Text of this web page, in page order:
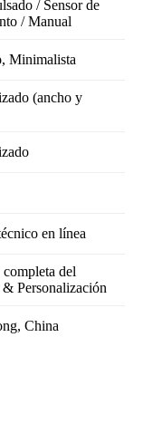
/ Sensor de
/ Manual
Minimalista
(ancho y
en línea
del
Personalización
China